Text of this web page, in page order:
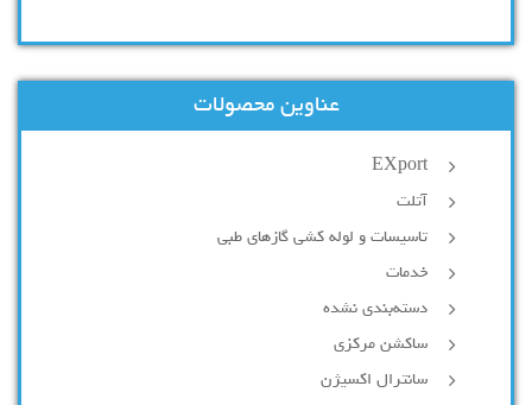
عناوین محصولات
EXport
آتلت
تاسیسات و لوله کشی گازهای طبی
خدمات
دسته‌بندی نشده
ساکشن مرکزی
سانترال اکسیژن